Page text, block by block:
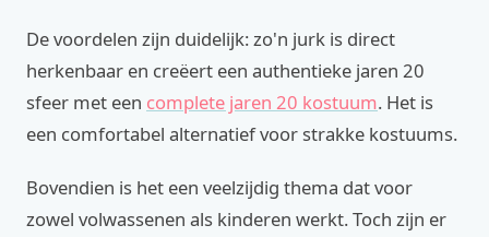
De voordelen zijn duidelijk: zo'n jurk is direct
herkenbaar en creëert een authentieke jaren 20
sfeer met een complete jaren 20 kostuum. Het is
een comfortabel alternatief voor strakke kostuums.
Bovendien is het een veelzijdig thema dat voor
zowel volwassenen als kinderen werkt. Toch zijn er